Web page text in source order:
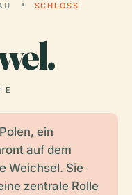
SCHLOSS
E
ein
auf dem
Weichsel. Sie
zentrale Rolle